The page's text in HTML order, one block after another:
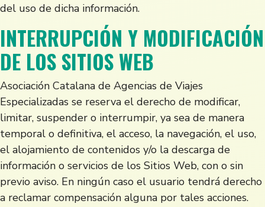
del uso de dicha información.
INTERRUPCIÓN Y MODIFICACIÓN
DE LOS SITIOS WEB
Asociación Catalana de Agencias de Viajes
Especializadas se reserva el derecho de modificar,
limitar, suspender o interrumpir, ya sea de manera
temporal o definitiva, el acceso, la navegación, el uso,
el alojamiento de contenidos y/o la descarga de
información o servicios de los Sitios Web, con o sin
previo aviso. En ningún caso el usuario tendrá derecho
a reclamar compensación alguna por tales acciones.